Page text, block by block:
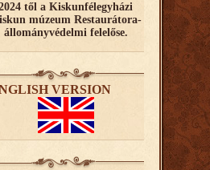
től a Kiskunfélegyházi
múzeum Restaurátora-
állományvédelmi felelőse.
VERSION